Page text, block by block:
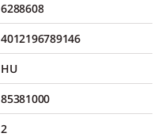
6288608
4012196789146
HU
85381000
2